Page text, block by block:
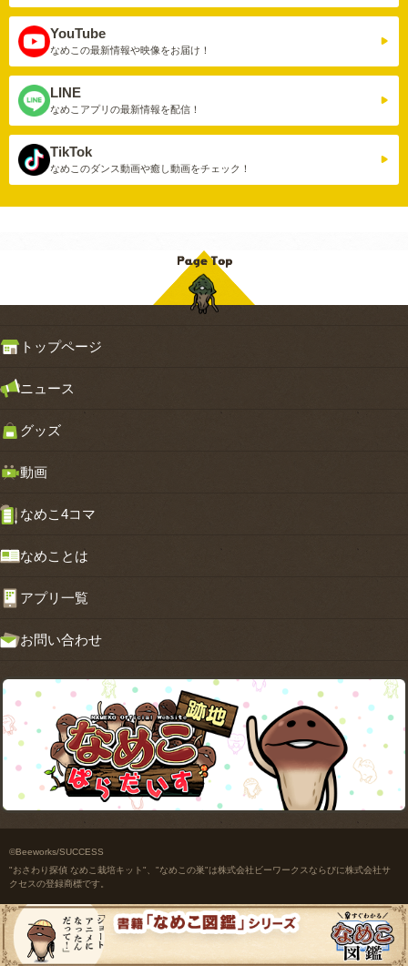
YouTube
なめこの最新情報や映像をお届け！
LINE
なめこアプリの最新情報を配信！
TikTok
なめこのダンス動画や癒し動画をチェック！
トップページ
ニュース
グッズ
動画
なめこ4コマ
なめことは
アプリ一覧
お問い合わせ
©Beeworks/SUCCESS
"おさわり探偵 なめこ栽培キット"、"なめこの巣"は株式会社ビーワークスならびに株式会社サ
クセスの登録商標です。